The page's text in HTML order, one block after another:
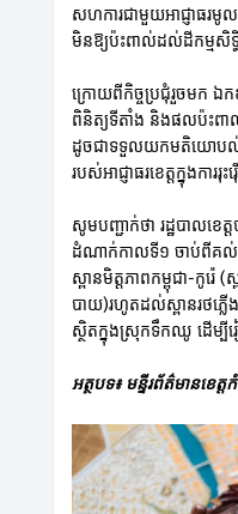
សហការជាមួយអាជ្ញាធរមូ
មិនឱ្យប៉ះពាល់ដល់ដីកម្មសិទ្
ក្រោយពីកិច្ចប្រជុំរួចមក ឯក
ពិនិត្យទីតាំង និងផលប៉ះព
ដូចជាទទួលយកមតិយោបល់ពី
របស់អាជ្ញាធរខេត្តក្នុងក
សូមបញ្ជាក់ថា រដ្ឋបាលខេ
ដំណាក់កាលទី១ ចាប់ពីគល់
ស្ពានមិត្តភាពកម្ពុជា-កូរ៉
បាយ)រហូតដល់ស្ពានរថភ្លើ
ស្ថិតក្នុងស្រុកទឹកឈូ ដើម្បីរ
អត្ថបទ៖ មន្ទីរព័ត៌មានខេ